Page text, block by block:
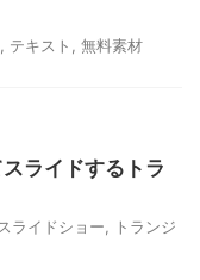
テキスト 無料素材
ライドするトラ
スライドショー
トランジ